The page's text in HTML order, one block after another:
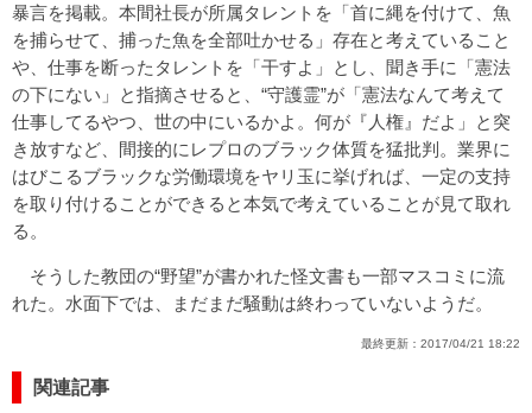
暴言を掲載。本間社長が所属タレントを「首に縄を付けて、魚
を捕らせて、捕った魚を全部吐かせる」存在と考えていること
や、仕事を断ったタレントを「干すよ」とし、聞き手に「憲法
の下にない」と指摘させると、“守護霊”が「憲法なんて考えて
仕事してるやつ、世の中にいるかよ。何が『人権』だよ」と突
き放すなど、間接的にレプロのブラック体質を猛批判。業界に
はびこるブラックな労働環境をヤリ玉に挙げれば、一定の支持
を取り付けることができると本気で考えていることが見て取れ
る。
そうした教団の“野望”が書かれた怪文書も一部マスコミに流
れた。水面下では、まだまだ騒動は終わっていないようだ。
最終更新： 2017/04/21 18:22
関連記事